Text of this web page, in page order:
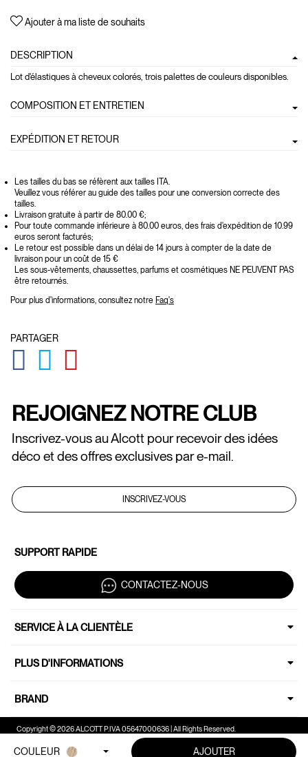
Ajouter à ma liste de souhaits
DESCRIPTION
Lot d'élastiques à cheveux colorés, trois palettes de couleurs disponibles.
COMPOSITION ET ENTRETIEN
EXPÉDITION ET RETOUR
Les tailles du bas se réfèrent aux tailles ITA.
Veuillez vous référer au guide des tailles pour une conversion correcte des
tailles.
Livraison gratuite à partir de 80.00 €;
Pour toute commande inférieure à 80.00 euros, des frais d'expédition de 10.99
euros seront facturés;
Le retour est possible dans un délai de 14 jours à compter de la date de
livraison pour un coût de 15 €
Les sous-vêtements, chaussettes, parfums et cosmétiques NE PEUVENT PAS
être retournés.
Pour plus d'informations, consultez notre Faq's
PARTAGER
GLOBAL.SOCIALSHARE.FACEBOOK
GLOBAL.SOCIALSHARE.TWITTER
COULEUR AJOUTER
REJOIGNEZ NOTRE CLUB
Inscrivez-vous au Alcott pour recevoir des idées
déco et des offres exclusives par e-mail.
INSCRIVEZ-VOUS
SUPPORT RAPIDE
CONTACTEZ-NOUS
SERVICE À LA CLIENTÈLE
PLUS D'INFORMATIONS
BRAND
Copyright © 2026 ALCOTT P.IVA 05647000636 | All Rights Reserved.